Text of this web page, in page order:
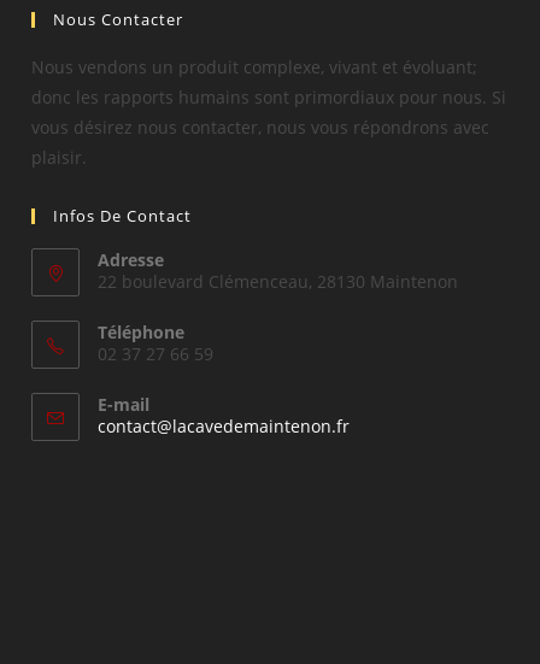
Nous Contacter
Nous vendons un produit complexe, vivant et évoluant;
donc les rapports humains sont primordiaux pour nous. Si
vous désirez nous contacter, nous vous répondrons avec
plaisir.
Infos De Contact
Adresse
22 boulevard Clémenceau, 28130 Maintenon
Téléphone
02 37 27 66 59
E-mail
contact@lacavedemaintenon.frS’ouvre